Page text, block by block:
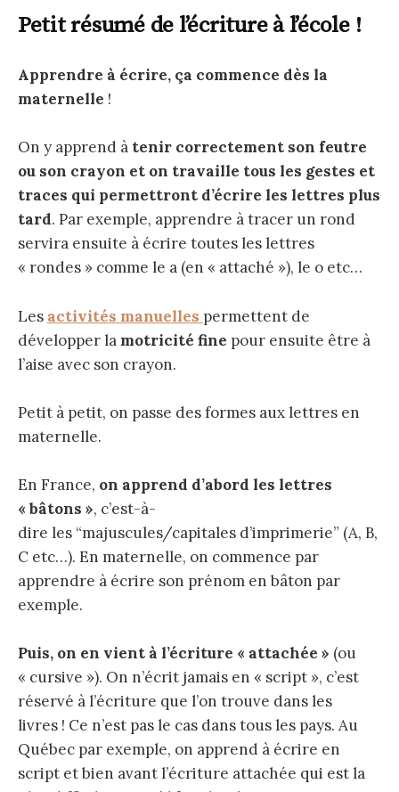
Petit résumé de l’écriture à l’école !
Apprendre à écrire, ça commence dès la
maternelle !
On y apprend à tenir correctement son feutre
ou son crayon et on travaille tous les gestes et
traces qui permettront d’écrire les lettres plus
tard. Par exemple, apprendre à tracer un rond
servira ensuite à écrire toutes les lettres
« rondes » comme le a (en « attaché »), le o etc…
Les activités manuelles permettent de
développer la motricité fine pour ensuite être à
l’aise avec son crayon.
Petit à petit, on passe des formes aux lettres en
maternelle.
En France, on apprend d’abord les lettres
« bâtons », c’est-à-
dire les “majuscules/capitales d’imprimerie” (A, B,
C etc…). En maternelle, on commence par
apprendre à écrire son prénom en bâton par
exemple.
Puis, on en vient à l’écriture « attachée » (ou
« cursive »). On n’écrit jamais en « script », c’est
réservé à l’écriture que l’on trouve dans les
livres ! Ce n’est pas le cas dans tous les pays. Au
Québec par exemple, on apprend à écrire en
script et bien avant l’écriture attachée qui est la